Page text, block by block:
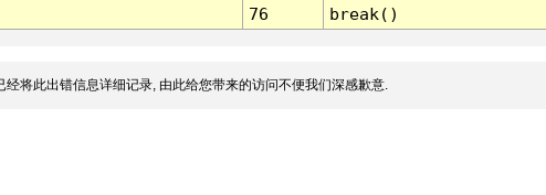
76 break()
经将此出错信息详细记录, 由此给您带来的访问不便我们深感歉意.